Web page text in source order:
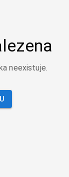
neexistuje.